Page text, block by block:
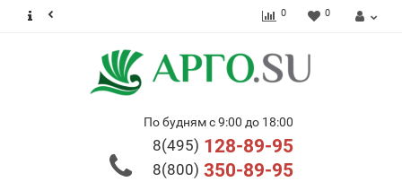
0 0
По будням с 9:00 до 18:00
8(495) 128-89-95
8(800) 350-89-95